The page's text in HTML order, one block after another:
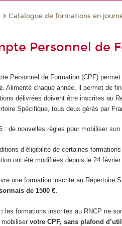
Catalogue de formations en
Personnel de
Personnel de Formation (CPF)
. Alimenté chaque année, il permet de
délivrées doivent être inscrites au
Spécifique, tous deux gérés par
: de nouvelles règles pour mobiliser son
d’éligibilité de certaines
ont été modifiées depuis le 24 février
une formation inscrite au Répertoire
de 1500 €.
les formations inscrites au RNCP ne
mobiliservotre CPF, sans plafond